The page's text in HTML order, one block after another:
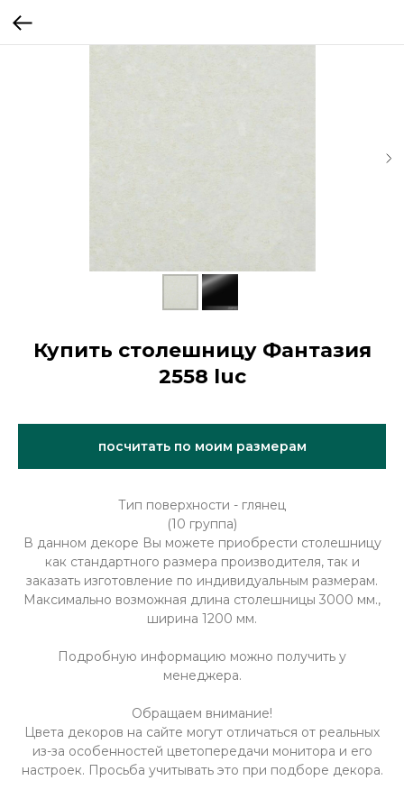
Купить столешницу Фантазия
2558 luc
посчитать по моим размерам
Тип поверхности - глянец
(10 группа)
В данном декоре Вы можете приобрести столешницу
как стандартного размера производителя, так и
заказать изготовление по индивидуальным размерам.
Максимально возможная длина столешницы 3000 мм.,
ширина 1200 мм.
Подробную информацию можно получить у
менеджера.
Обращаем внимание!
Цвета декоров на сайте могут отличаться от реальных
из-за особенностей цветопередачи монитора и его
настроек. Просьба учитывать это при подборе декора.